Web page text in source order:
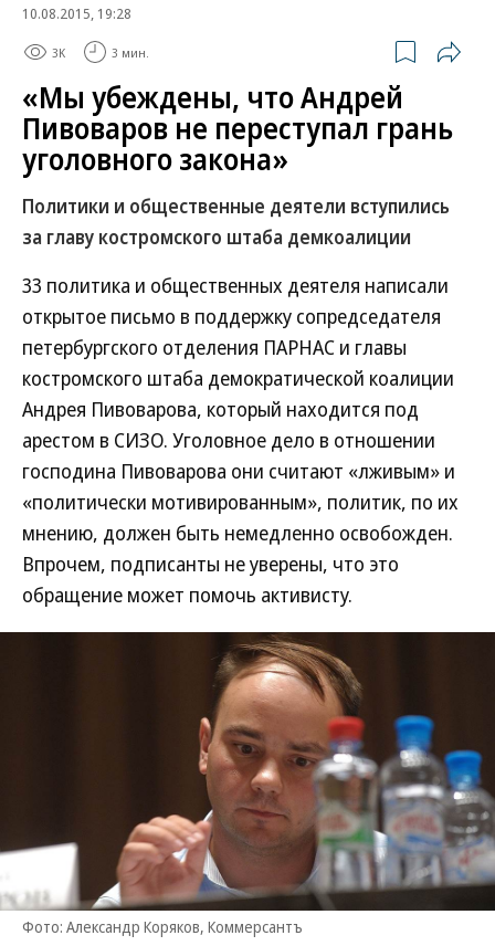
10.08.2015, 19:28
3K 3 мин.
«Мы убеждены, что Андрей
Пивоваров не переступал грань
уголовного закона»
Политики и общественные деятели вступились
за главу костромского штаба демкоалиции
33 политика и общественных деятеля написали
открытое письмо в поддержку сопредседателя
петербургского отделения ПАРНАС и главы
костромского штаба демократической коалиции
Андрея Пивоварова, который находится под
арестом в СИЗО. Уголовное дело в отношении
господина Пивоварова они считают «лживым» и
«политически мотивированным», политик, по их
мнению, должен быть немедленно освобожден.
Впрочем, подписанты не уверены, что это
обращение может помочь активисту.
Фото: Александр Коряков, Коммерсантъ